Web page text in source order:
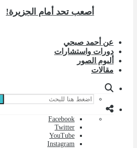
أصعب تحد أمام الجزيرة!
عن أحمد صبحي
دورات واستشارات
ألبوم الصور
مقالات
Facebook
Twitter
YouTube
Instagram